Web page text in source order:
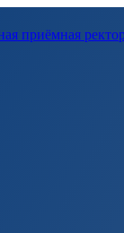
приёмная